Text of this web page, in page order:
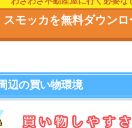
スモッカを無料ダウンロ
辺の買い物環境